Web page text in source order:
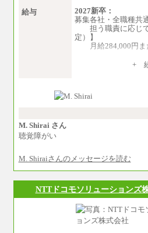
給与
2027新卒：
募集各社・全職種共
担う職責に応じて
定）】
月給284,000円ま
※入社後早期から
り高い職責を担う方
※上記に加え、所
ん。
中途：
＜募集各社・全職種
月給21万円以上～
+
M. Shirai さん
聴覚障がい
M. Shiraiさんのメッセージを読む
NTTドコモソリューションズ